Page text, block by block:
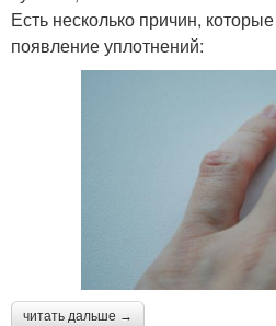
Есть несколько причин,
появление уплотнений:
читать дальше →